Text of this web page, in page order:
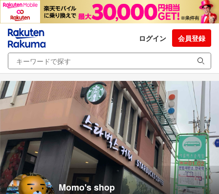
ログイン 会員登録
Momo's shop